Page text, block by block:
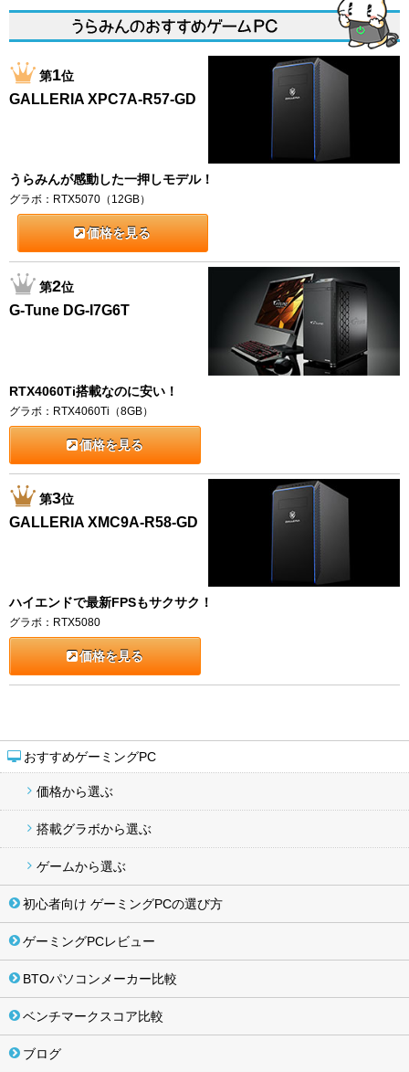
おすすめゲーミングPC
価格から選ぶ
搭載グラボから選ぶ
ゲームから選ぶ
初心者向け ゲーミングPCの選び方
ゲーミングPCレビュー
BTOパソコンメーカー比較
ベンチマークスコア比較
ブログ
第1位
GALLERIA XPC7A-R57-GD
うらみんが感動した一押しモデル！
グラボ：RTX5070（12GB）
価格を見る
第2位
G-Tune DG-I7G6T
RTX4060Ti搭載なのに安い！
グラボ：RTX4060Ti（8GB）
価格を見る
第3位
GALLERIA XMC9A-R58-GD
ハイエンドで最新FPSもサクサク！
グラボ：RTX5080
価格を見る